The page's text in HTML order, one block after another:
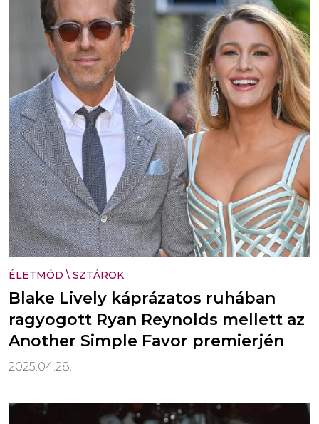
ÉLETMÓD \ SZTÁROK
Blake Lively káprázatos ruhában
ragyogott Ryan Reynolds mellett az
Another Simple Favor premierjén
2025.04.28.